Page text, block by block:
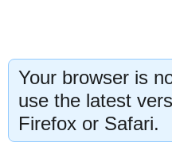
Your browser is
use the latest
Firefox or Safari.